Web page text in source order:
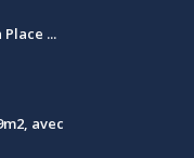
Place ...
avec